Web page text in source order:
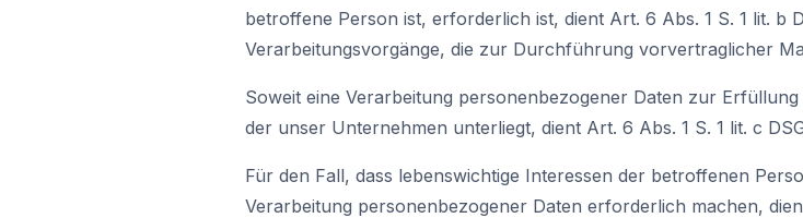
betroffene Person ist, erforderlich ist, dient Art. 6 Abs. 1 S. 1 lit. b
Verarbeitungsvorgänge, die zur Durchführung vorvertraglicher
Soweit eine Verarbeitung personenbezogener Daten zur
der unser Unternehmen unterliegt, dient Art. 6 Abs. 1 S. 1 lit. c
Für den Fall, dass lebenswichtige Interessen der betroffenen
Verarbeitung personenbezogener Daten erforderlich machen,